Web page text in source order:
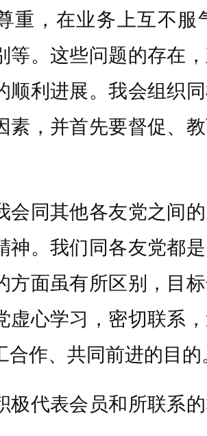
重，在业务上互不服
等。这些问题的存在
顺利进展。我会组织
素，并首先要督促、
同其他各友党之间的
神。我们同各友党都
方面虽有所区别，目
虚心学习，密切联系
合作、共同前进的目的
代表会员和所联系的